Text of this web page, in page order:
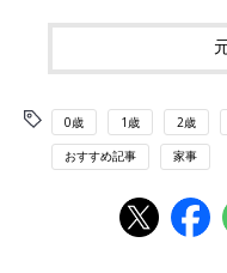
0歳 1歳 2歳
おすすめ記事 家事